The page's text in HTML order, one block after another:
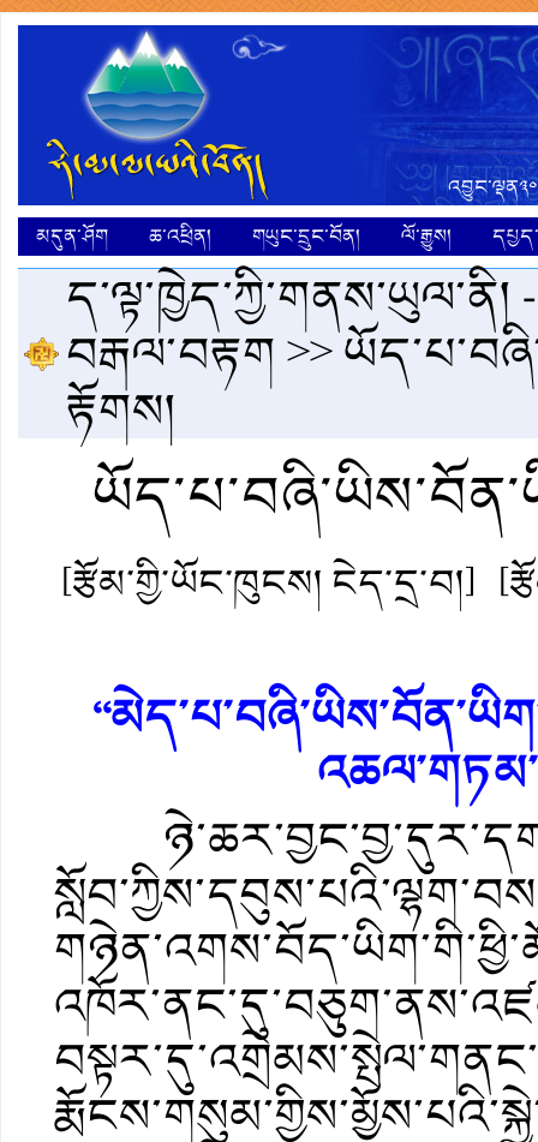
མདུན་ཤོག
ཆ་འཕྲིན། གཡུང་དྲུང་བོན། ལོ་རྒྱུས།
ད་ལྟ་ཁྱེད་ཀྱི་གནས་ཡུལ་ནི།
བརྒལ་བརྟག>>
རྟོགས།
[རྩོམ་གྱི་ཡོང་ཁུངས། ངེད་དྲ་བ།]